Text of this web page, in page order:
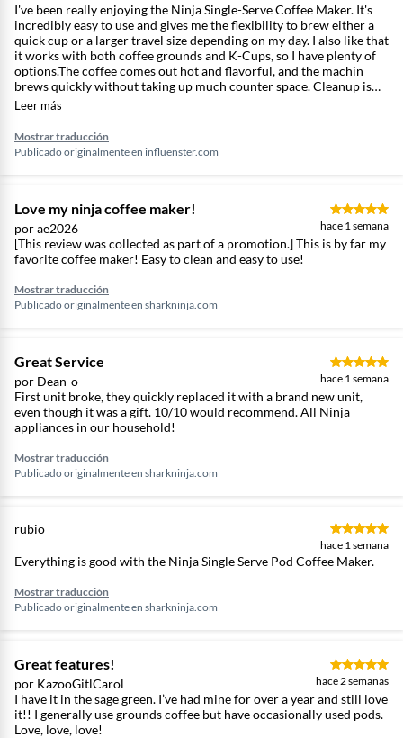
líquidos. No usar extensiones
eléctricas ni utilizar el equipo si
el cable está dañado. 7. Otras
limitaciones: No usar
accesorios no recomendados
no sean compatibles o que no
cápsulas estándar K-Cup del
mercado. Para cápsulas
reutilizables, sirve para las de
I've been really enjoying the Ninja Single-Serve Coffee Maker. It's
incredibly easy to use and gives me the flexibility to brew either a
quick cup or a larger travel size depending on my day. I also like that
it works with both coffee grounds and K-Cups, so I have plenty of
options.The coffee comes out hot and flavorful, and the machin
brews quickly without taking up much counter space. Cleanup is
simple, and the removable parts make maintenance easy. Whether
I'm making my morning coff or an afternoon pick-me-up, it has
been reliable and convenient. It's a great choice for anyone looking
for a versatile single-serve coffee maker.
Leer más
Mostrar traducción
Publicado originalmente en influenster.com
Love my ninja coffee maker!
por ae2026 hace 1 semana
[This review was collected as part of a promotion.] This is by far my
favorite coffee maker! Easy to clean and easy to use!
Mostrar traducción
Publicado originalmente en sharkninja.com
Great Service
por Dean-o hace 1 semana
First unit broke, they quickly replaced it with a brand new unit,
even though it was a gift. 10/10 would recommend. All Ninja
appliances in our household!
Mostrar traducción
Publicado originalmente en sharkninja.com
rubio
hace 1 semana
Everything is good with the Ninja Single Serve Pod Coffee Maker.
Mostrar traducción
Publicado originalmente en sharkninja.com
Great features!
por KazooGitlCarol hace 2 semanas
I have it in the sage green. I’ve had mine for over a year and still love
it!! I generally use grounds coffee but have occasionally used pods.
Love, love, love!